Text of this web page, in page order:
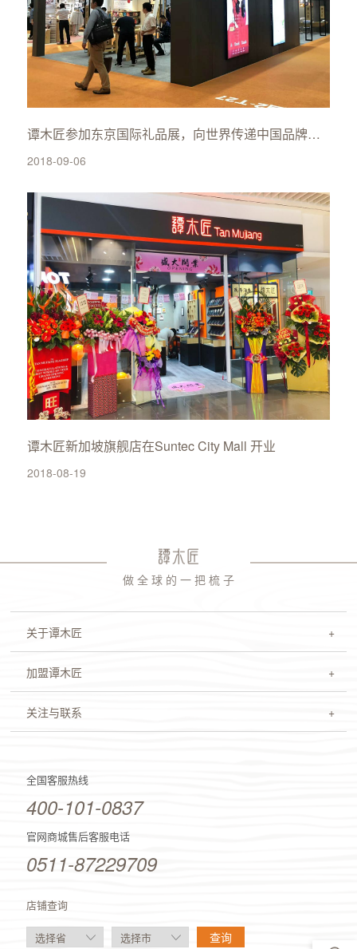
谭木匠参加东京国际礼品展，向世界传递中国品牌新形象
2018-09-06
谭木匠新加坡旗舰店在Suntec City Mall 开业
2018-08-19
做 全 球 的 一 把 梳 子
关于谭木匠
加盟谭木匠
关注与联系
全国客服热线
400-101-0837
官网商城售后客服电话
0511-87229709
店铺查询